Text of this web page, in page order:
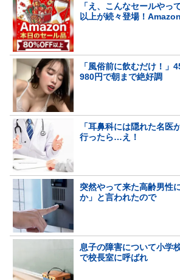
「え、こんなセールやっ
以上が続々登場！
「風俗前に飲むだけ！」
980円で朝まで絶好調
「耳鼻科には隠れた名医
行ったら…え！
突然やって来た高齢男性
か」と言われたので
息子の障害について小学
で校長室に呼ばれ